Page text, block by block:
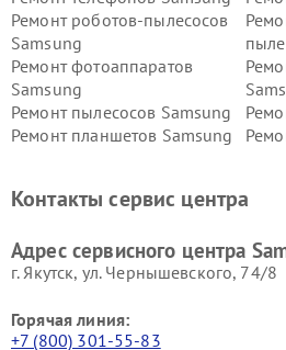
Ремонт роботов-пылесосов
Samsung
Ремонт фотоаппаратов
Samsung
Ремонт пылесосов Samsung
Ремонт планшетов Samsung
Контакты сервис центра
Адрес сервисного центра
г. Якутск, ул. Чернышевского, 74/8
Горячая линия:
+7 (800) 301-55-83